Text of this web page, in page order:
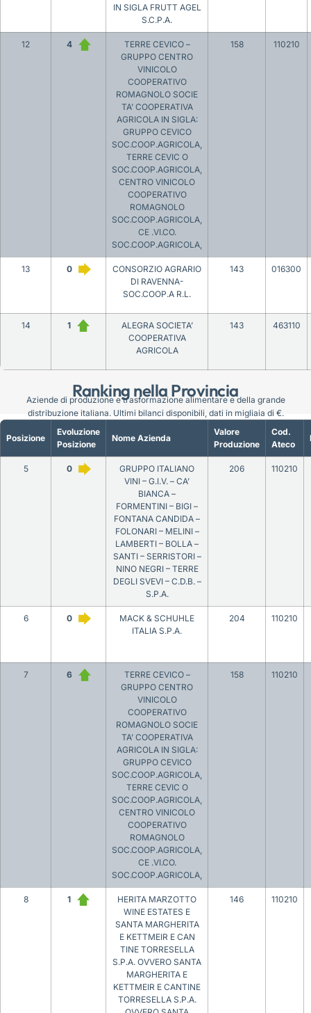
Ranking nella Provincia
IN SIGLA FRUTT AGEL
S.C.P.A.
12 4
TERRE CEVICO –
GRUPPO CENTRO
VINICOLO
COOPERATIVO
ROMAGNOLO SOCIE
TA’ COOPERATIVA
AGRICOLA IN SIGLA:
GRUPPO CEVICO
SOC.COOP.AGRICOLA,
TERRE CEVIC O
SOC.COOP.AGRICOLA,
CENTRO VINICOLO
COOPERATIVO
ROMAGNOLO
SOC.COOP.AGRICOLA,
CE .VI.CO.
SOC.COOP.AGRICOLA,
158 110210
13 0
CONSORZIO AGRARIO
DI RAVENNA-
SOC.COOP.A R.L.
143 016300
14 1
ALEGRA SOCIETA’
COOPERATIVA
AGRICOLA
143 463110
Posizione
Evoluzione
Posizione
Nome Azienda
Valore
Produzione
Cod.
Ateco
5 0
GRUPPO ITALIANO
VINI – G.I.V. – CA’
BIANCA –
FORMENTINI – BIGI –
FONTANA CANDIDA –
FOLONARI – MELINI –
LAMBERTI – BOLLA –
SANTI – SERRISTORI –
NINO NEGRI – TERRE
DEGLI SVEVI – C.D.B. –
S.P.A.
206 110210
6 0
MACK & SCHUHLE
ITALIA S.P.A.
204 110210
7 6
TERRE CEVICO –
GRUPPO CENTRO
VINICOLO
COOPERATIVO
ROMAGNOLO SOCIE
TA’ COOPERATIVA
AGRICOLA IN SIGLA:
GRUPPO CEVICO
SOC.COOP.AGRICOLA,
TERRE CEVIC O
SOC.COOP.AGRICOLA,
CENTRO VINICOLO
COOPERATIVO
ROMAGNOLO
SOC.COOP.AGRICOLA,
CE .VI.CO.
SOC.COOP.AGRICOLA,
158 110210
8 1
HERITA MARZOTTO
WINE ESTATES E
SANTA MARGHERITA
E KETTMEIR E CAN
TINE TORRESELLA
S.P.A. OVVERO SANTA
MARGHERITA E
KETTMEIR E CANTINE
TORRESELLA S.P.A.
146 110210
Aziende di produzione e trasformazione alimentare e della grande
distribuzione italiana. Ultimi bilanci disponibili, dati in migliaia di €.